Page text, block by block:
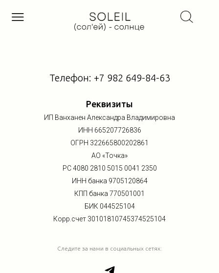
Телефон: +7 982 649-84-63
Реквизиты
ИП Ванханен Александра Владимировна
ИНН 665207726836
ОГРН 322665800202861
АО «Точка»
РС4080 2810 5015 0041 2350
ИНН банка 9705120864
КПП банка 770501001
БИК 044525104
Корр.счет 30101810745374525104
Следите за нами в социальных сетях: